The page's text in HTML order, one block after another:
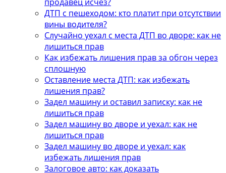
ДТП с пешеходом: кто платит при отсутствии
вины водителя?
Случайно уехал с места ДТП во дворе: как не
лишиться прав
Как избежать лишения прав за обгон через
сплошную
Оставление места ДТП: как избежать
лишения прав?
Задел машину и оставил записку: как не
лишиться прав
Задел машину во дворе и уехал: как не
лишиться прав
Задел машину во дворе и уехал: как
избежать лишения прав
Залоговое авто: как доказать